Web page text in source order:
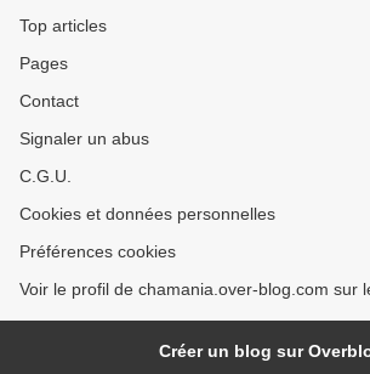
Top articles
Pages
Contact
Signaler un abus
C.G.U.
Cookies et données personnelles
Préférences cookies
Voir le profil de chamania.over-blog.com sur
Créer un blog sur